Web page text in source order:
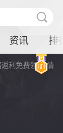
资讯 排
利免费领)详情